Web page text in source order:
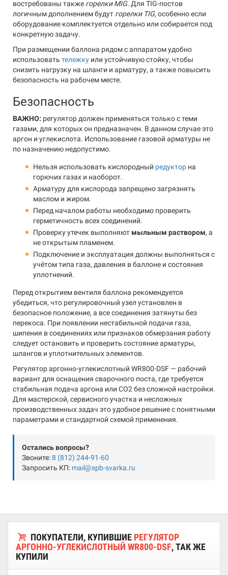
востребованы также горелки MIG. Для TIG-постов
логичным дополнением будут горелки TIG, особенно если
оборудование комплектуется отдельно или собирается под
конкретную задачу.
При размещении баллона рядом с аппаратом удобно
использовать тележку или устойчивую стойку, чтобы
снизить нагрузку на шланги и арматуру, а также повысить
безопасность на рабочем месте.
Безопасность
ВАЖНО: регулятор должен применяться только с теми
газами, для которых он предназначен. В данном случае это
аргон и углекислота. Использование газовой арматуры не
по назначению недопустимо.
Нельзя использовать кислородный редуктор на
горючих газах и наоборот.
Арматуру для кислорода запрещено загрязнять
маслом и жиром.
Перед началом работы необходимо проверить
герметичность всех соединений.
Проверку утечек выполняют мыльным раствором, а
не открытым пламенем.
Подключение и эксплуатация должны выполняться с
учётом типа газа, давления в баллоне и состояния
уплотнений.
Перед открытием вентиля баллона рекомендуется
убедиться, что регулировочный узел установлен в
безопасное положение, а все соединения затянуты без
перекоса. При появлении нестабильной подачи газа,
шипения в соединениях или признаков обмерзания работу
следует остановить и проверить состояние арматуры,
шлангов и уплотнительных элементов.
Регулятор аргонно-углекислотный WR800-DSF — рабочий
вариант для оснащения сварочного поста, где требуется
стабильная подача аргона или CO2 без сложной настройки.
Для мастерской, сервисного участка и несложных
производственных задач это удобное решение с понятными
параметрами и стандартной схемой применения.
Остались вопросы?
Звоните:8 (812) 244-91-60
Запросить КП: mail@spb-svarka.ru
ПОКУПАТЕЛИ, КУПИВШИЕ РЕГУЛЯТОР
АРГОННО-УГЛЕКИСЛОТНЫЙ WR800-DSF, ТАК ЖЕ
КУПИЛИ